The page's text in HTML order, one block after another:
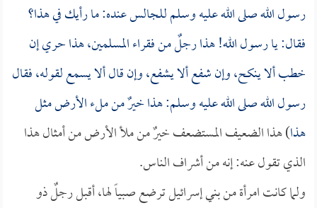
رسول الله صلى الله عليه وسلم للجالس عنده: ما رأيك في هذا؟
فقال: يا رسول الله! هذا رجلٌ من فقراء المسلمين، هذا حري إن
خطب ألا ينكح، وإن شفع ألا يشفع، وإن قال ألا يسمع لقوله، فقال
رسول الله صلى الله عليه وسلم: هذا خيرٌ من ملء الأرض مثل
هذا) هذا الضعيف المستضعف خيرٌ من ملأ الأرض من أمثال هذا
الذي تقول عنه: إنه من أشراف الناس.
ولما كانت امرأة من بني إسرائيل ترضع صبياً لها، أقبل رجلٌ ذو